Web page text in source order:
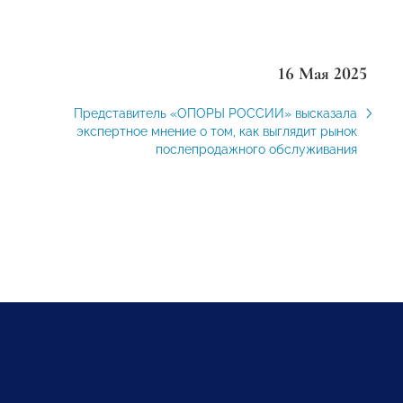
16 Мая 2025
Представитель «ОПОРЫ РОССИИ» высказала
экспертное мнение о том, как выглядит рынок
послепродажного обслуживания